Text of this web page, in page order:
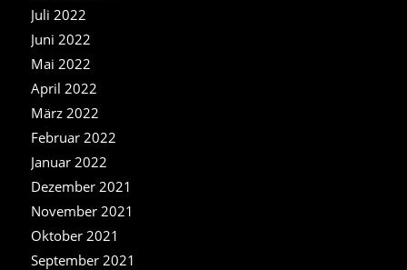
Juli 2022
Juni 2022
Mai 2022
April 2022
März 2022
Februar 2022
Januar 2022
Dezember 2021
November 2021
Oktober 2021
September 2021